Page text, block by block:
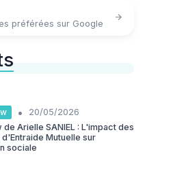
préférées sur Google
•
20/05/2026
de Arielle SANIEL : L'impact des
Mutuelle sur
sociale